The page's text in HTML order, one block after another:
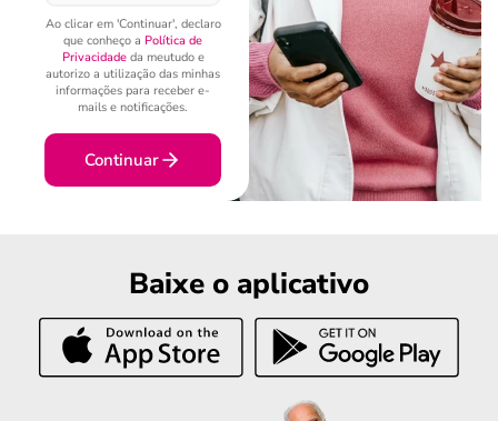
Ao clicar em 'Continuar', declaro
que conheço a Política de
Privacidadeda meutudo e
autorizo a utilização das minhas
informações para receber e-
mails e notificações.
Continuar
Baixe o aplicativo